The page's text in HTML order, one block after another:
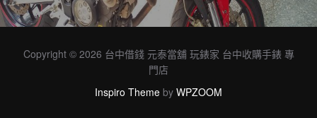
Copyright © 2026 台中借錢 元泰當舖 玩錶家 台中收購手錶 專
門店
Inspiro Theme by WPZOOM